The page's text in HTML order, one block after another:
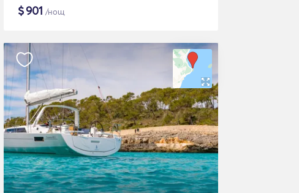
$901 /нощ